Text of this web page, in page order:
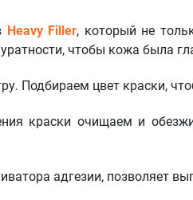
Heavy Filler, который не
чтобы кожа была
Подбираем цвет краски,
краски очищаем и
адгезии, позволяет